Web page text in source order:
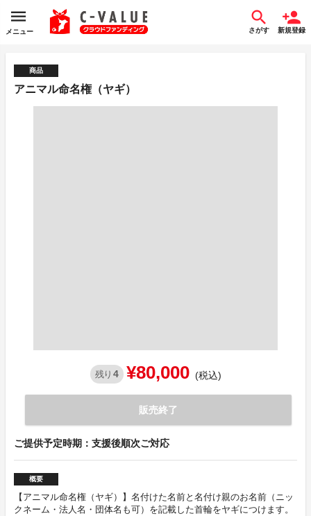
メニュー さがす 新規登録
商品
アニマル命名権（ヤギ）
残り 4 ¥80,000 (税込)
販売終了
ご提供予定時期：支援後順次ご対応
概要
【アニマル命名権（ヤギ）】名付けた名前と名付け親のお名前（ニッ
クネーム・法人名・団体名も可）を記載した首輪をヤギにつけます。